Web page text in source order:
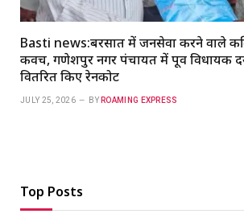
Basti news:बरसात में जनसेवा करने वाले
कवच, गणेशपुर नगर पंचायत में पूर्व विधायक
वितरित किए रेनकोट
JULY 25, 2026 BY ROAMING EXPRESS
Top Posts